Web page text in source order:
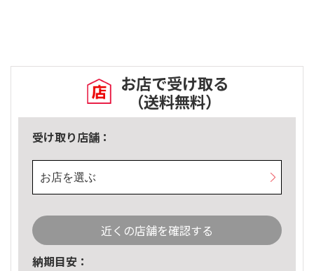
お店で受け取る
（送料無料）
受け取り店舗：
お店を選ぶ
近くの店舗を確認する
納期目安：